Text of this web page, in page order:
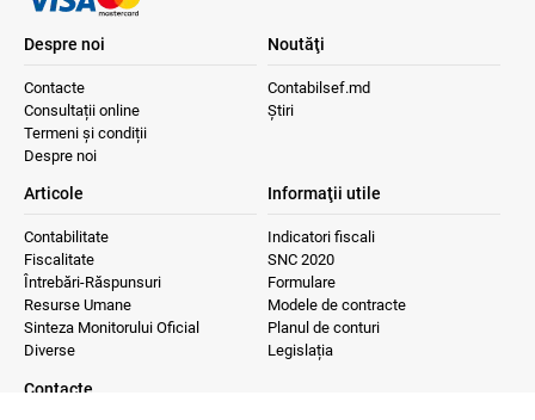
Despre noi
Contacte
Consultații online
Termeni și condiții
Despre noi
Noutăţi
Contabilsef.md
Știri
Articole
Contabilitate
Fiscalitate
Întrebări-Răspunsuri
Resurse Umane
Sinteza Monitorului Oficial
Diverse
Informaţii utile
Indicatori fiscali
SNC 2020
Formulare
Modele de contracte
Planul de conturi
Legislația
Contacte